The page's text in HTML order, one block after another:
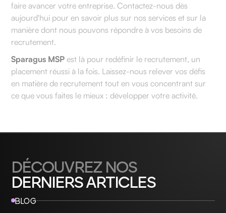
faire avancer votre entreprise. Contactez-nous dès
aujourd'hui pour en savoir plus sur nos services et sur la
manière dont nous pouvons répondre à vos besoins de
recrutement.
Sparagus MSP est là pour redéfinir le recrutement, un
placement réussi à la fois. Laissez-nous relever vos défis
en matière de recrutement tout en vous concentrant sur
ce que vous faites le mieux : développer votre activité.
DÉCOUVREZ NOS
DERNIERS ARTICLES
BLOG